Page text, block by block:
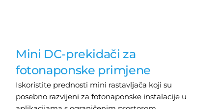
Mini DC-prekidači za
fotonaponske primjene
Benedict
Iskoristite prednosti mini rastavljača koji su
posebno razvijeni za fotonaponske instalacije u